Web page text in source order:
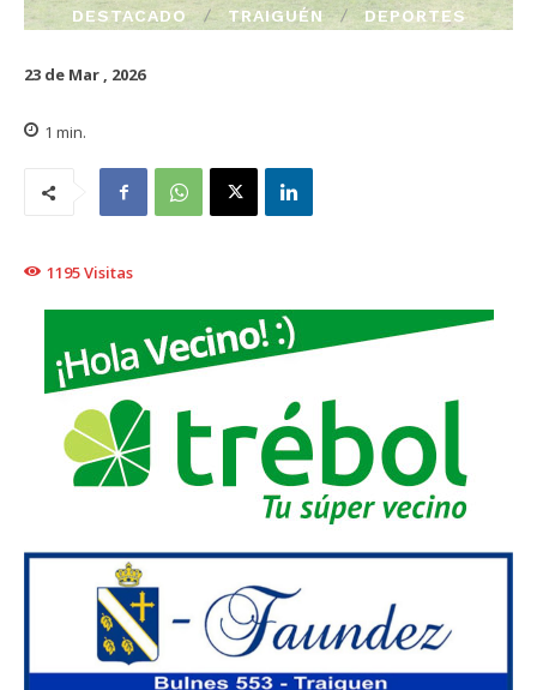
DESTACADO TRAIGUÉN DEPORTES
23 de Mar , 2026
1 min.
1195Visitas